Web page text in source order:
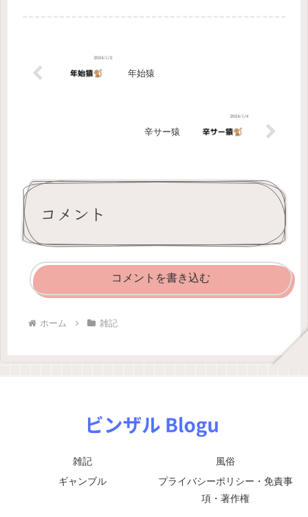
年始猿
辛サー猿
コメント
コメントを書き込む
ホーム 雑記
雑記
風俗
ギャンブル
プライバシーポリシー・免責事
項・著作権